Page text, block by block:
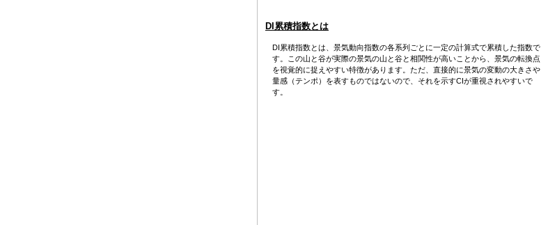
DI累積指数とは
DI累積指数とは、景気動向指数の各系列ごとに一定の計算式で累積した指数で
す。この山と谷が実際の景気の山と谷と相関性が高いことから、景気の転換点
を視覚的に捉えやすい特徴があります。ただ、直接的に景気の変動の大きさや
量感（テンポ）を表すものではないので、それを示すCIが重視されやすいで
す。